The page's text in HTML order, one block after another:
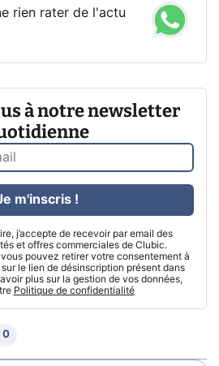
rien rater de l'actu
à notre newsletter
j’accepte de recevoir par email des
et offres commerciales de Clubic.
pouvez retirer votre consentement à
le lien de désinscription présent dans
plus sur la gestion de vos données,
Politique de confidentialité
m'inscris !
0